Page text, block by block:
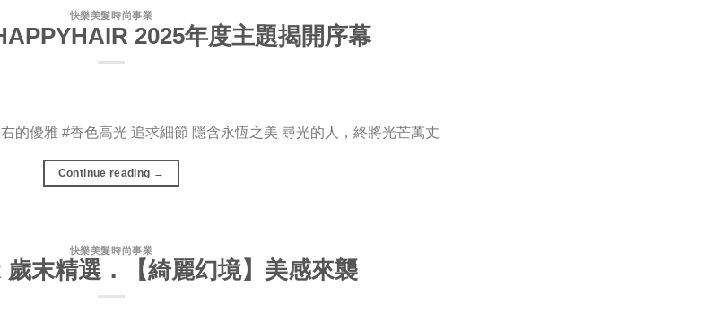
快樂美髮時尚事業
2025年度主題揭開序幕
的優雅 #香色高光 追求細節 隱含永恆之美 尋光的人，終將光芒萬丈
Continue reading →
快樂美髮時尚事業
末精選．【綺麗幻境】美感來襲